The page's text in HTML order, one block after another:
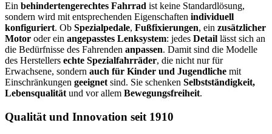
Ein behindertengerechtes Fahrrad ist keine Standardlösung,
sondern wird mit entsprechenden Eigenschaften individuell
konfiguriert. Ob Spezialpedale, Fußfixierungen, ein zusätzlicher
Motor oder ein angepasstes Lenksystem: jedes Detail lässt sich an
die Bedürfnisse des Fahrenden anpassen. Damit sind die Modelle
des Herstellers echte Spezialfahrräder, die nicht nur für
Erwachsene, sondern auch für Kinder und Jugendliche mit
Einschränkungen geeignet sind. Sie schenken Selbstständigkeit,
Lebensqualität und vor allem Bewegungsfreiheit.
Qualität und Innovation seit 1910